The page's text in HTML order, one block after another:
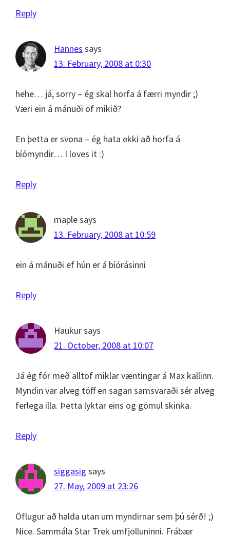
Reply
Hannes says
13. February, 2008 at 0:30
hehe… já, sorry – ég skal horfa á færri myndir ;)
Væri ein á mánuði of mikið?
En þetta er svona – ég hata ekki að horfa á
bíómyndir… I loves it :)
Reply
maplesays
13. February, 2008 at 10:59
ein á mánuði ef hún er á bíórásinni
Reply
Haukursays
21. October, 2008 at 10:07
Já ég fór með alltof miklar væntingar á Max kallinn.
Myndin var alveg töff en sagan samsvaraði sér alveg
ferlega illa. Þetta lyktar eins og gömul skinka.
Reply
siggasig says
27. May, 2009 at 23:26
Öflugur að halda utan um myndirnar sem þú sérð! ;)
Nice. Sammála Star Trek umfjölluninni. Frábær